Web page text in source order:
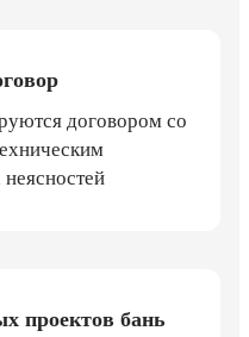
договором со
проектов бань